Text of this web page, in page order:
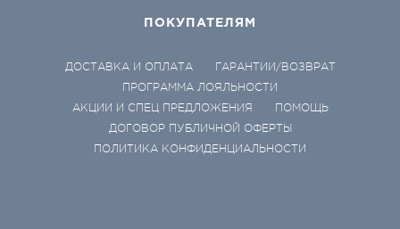
ПОКУПАТЕЛЯМ
ДОСТАВКА И ОПЛАТА
ГАРАНТИИ/ВОЗВРАТ
ПРОГРАММА ЛОЯЛЬНОСТИ
АКЦИИ И СПЕЦ ПРЕДЛОЖЕНИЯ
ПОМОЩЬ
ДОГОВОР ПУБЛИЧНОЙ ОФЕРТЫ
ПОЛИТИКА КОНФИДЕНЦИАЛЬНОСТИ